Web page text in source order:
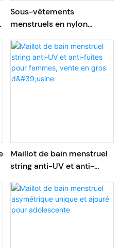
Sous-vêtements
menstruels en nylon
adolescentes (vente en
gros)
Maillot de bain menstruel
string anti-UV et anti-
en gros d'usine